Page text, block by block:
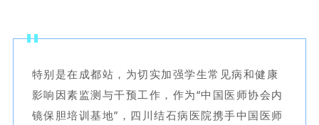
特别是在成都站，为切实加强学生常见病和健康
影响因素监测与干预工作，作为“中国医师协会内
镜保胆培训基地”，四川结石病医院携手中国医师